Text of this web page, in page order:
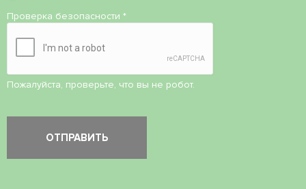
Проверка безопасности *
Пожалуйста, проверьте, что вы не робот.